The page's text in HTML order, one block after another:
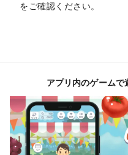
をご確認ください。
アプリ内のゲームで